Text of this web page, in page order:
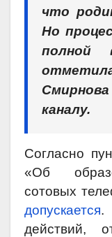
что
Но
полной
каналу.
Согласно
«Об
сотовых
допускается.
действий,